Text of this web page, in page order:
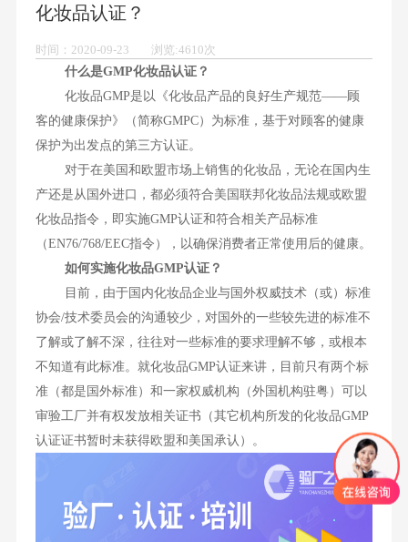
化妆品认证？
时间：2020-09-23 浏览:4610次
什么是GMP化妆品认证？
化妆品GMP是以《化妆品产品的良好生产规范――顾
客的健康保护》（简称GMPC）为标准，基于对顾客的健康
保护为出发点的第三方认证。
对于在美国和欧盟市场上销售的化妆品，无论在国内生
产还是从国外进口，都必须符合美国联邦化妆品法规或欧盟
化妆品指令，即实施GMP认证和符合相关产品标准
（EN76/768/EEC指令），以确保消费者正常使用后的健康。
如何实施化妆品GMP认证？
目前，由于国内化妆品企业与国外权威技术（或）标准
协会/技术委员会的沟通较少，对国外的一些较先进的标准不
了解或了解不深，往往对一些标准的要求理解不够，或根本
不知道有此标准。就化妆品GMP认证来讲，目前只有两个标
准（都是国外标准）和一家权威机构（外国机构驻粤）可以
审验工厂并有权发放相关证书（其它机构所发的化妆品GMP
认证证书暂时未获得欧盟和美国承认）。